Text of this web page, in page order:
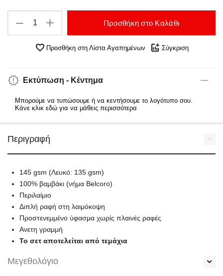
+
− Προσθήκη στο Καλάθι
Προσθήκη στη Λίστα Αγαπημένων Σύγκριση
Εκτύπωση - Κέντημα
Μπορούμε να τυπώσουμε ή να κεντήσουμε το λογότυπο σου.
Κάνε κλικ εδώ για να μάθεις περισσότερα
Περιγραφή
145 gsm (Λευκό: 135 gsm)
100% βαμβάκι (νήμα Belcoro)
Περιλαίμιο
Διπλή ραφή στη λαιμόκοψη
Προστενεμμένο ύφασμα χωρίς πλαινές ραφές
Ανετη γραμμή
Το σετ αποτελείται από τεμάχια
Μεγεθολόγιο